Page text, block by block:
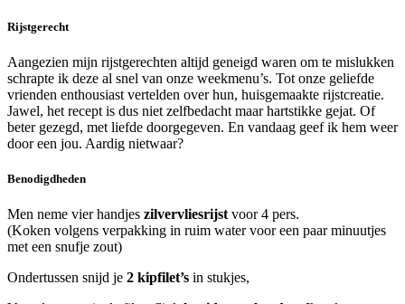
Rijstgerecht
Aangezien mijn rijstgerechten altijd geneigd waren om te mislukken
schrapte ik deze al snel van onze weekmenu’s. Tot onze geliefde
vrienden enthousiast vertelden over hun, huisgemaakte rijstcreatie.
Jawel, het recept is dus niet zelfbedacht maar hartstikke gejat. Of
beter gezegd, met liefde doorgegeven. En vandaag geef ik hem weer
door een jou. Aardig nietwaar?
Benodigdheden
Men neme vier handjes zilvervliesrijst voor 4 pers.
(Koken volgens verpakking in ruim water voor een paar minuutjes
met een snufje zout)
Ondertussen snijd je 2 kipfilet’s in stukjes,